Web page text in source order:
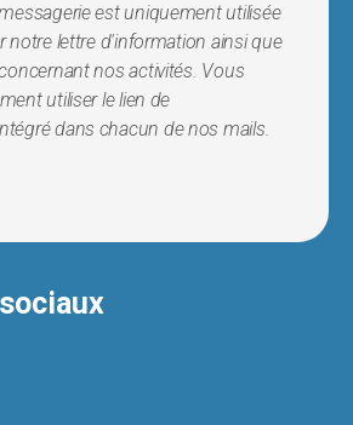
est uniquement utilisée
notre lettre d'information ainsi que
nos activités. Vous
utiliser le lien de
dans chacun de nos mails.